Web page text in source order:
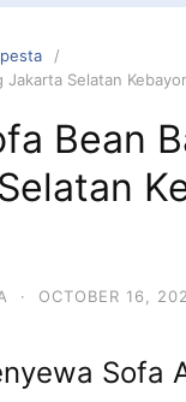
Jakarta Selatan
Bean
· OCTOBER 16,
Sofa